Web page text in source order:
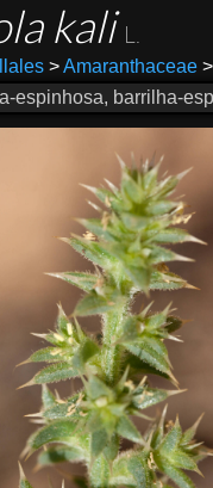
kali
>Amaranthaceae >
espinhosa, barrilha-